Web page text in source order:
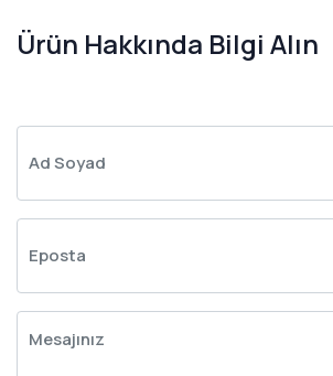
Ürün Hakkında Bilgi Alın